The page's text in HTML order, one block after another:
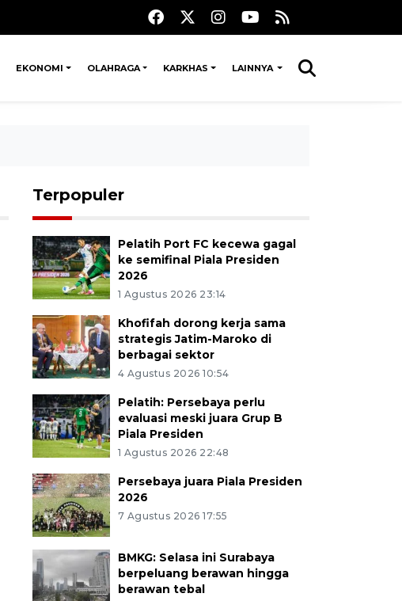
EKONOMI OLAHRAGA KARKHAS LAINNYA
Terpopuler
Pelatih Port FC kecewa gagal
ke semifinal Piala Presiden
2026
1 Agustus 2026 23:14
Khofifah dorong kerja sama
strategis Jatim-Maroko di
berbagai sektor
4 Agustus 2026 10:54
Pelatih: Persebaya perlu
evaluasi meski juara Grup B
Piala Presiden
1 Agustus 2026 22:48
Persebaya juara Piala Presiden
2026
7 Agustus 2026 17:55
BMKG: Selasa ini Surabaya
berpeluang berawan hingga
berawan tebal